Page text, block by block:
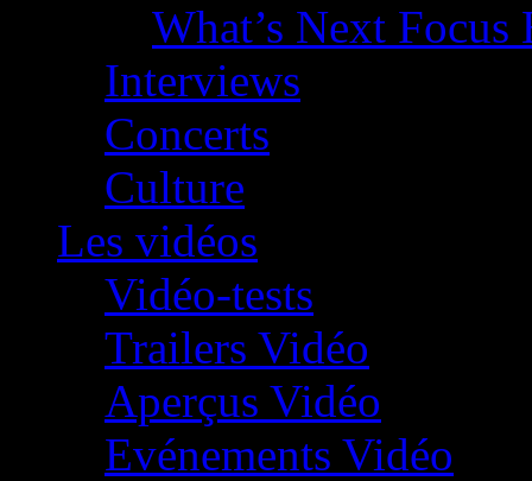
What’s Next
Interviews
Concerts
Culture
Les vidéos
Vidéo-tests
Trailers Vidéo
Aperçus Vidéo
Evénements Vidéo